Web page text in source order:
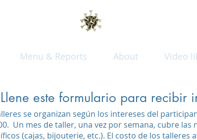
Menu & Reports About Video
Llene este formulario para recibir
se organizan según los intereses del
Un mes de taller, una vez por semana, cubre
(cajas, bijouterie, etc.). El costo de los